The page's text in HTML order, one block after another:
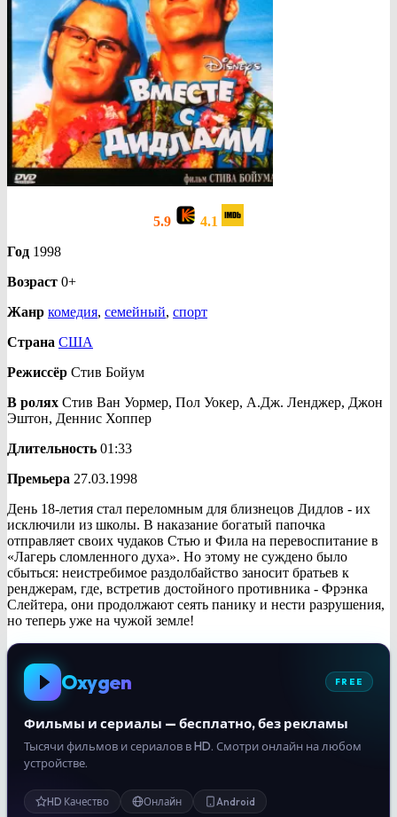
5.9
4.1
Год 1998
Возраст 0+
Жанр комедия, семейный, спорт
Страна США
Режиссёр Стив Бойум
В ролях Стив Ван Уормер, Пол Уокер, А.Дж. Ленджер, Джон
Эштон, Деннис Хоппер
Длительность 01:33
Премьера 27.03.1998
День 18-летия стал переломным для близнецов Дидлов - их
исключили из школы. В наказание богатый папочка
отправляет своих чудаков Стью и Фила на перевоспитание в
«Лагерь сломленного духа». Но этому не суждено было
сбыться: неистребимое раздолбайство заносит братьев к
ренджерам, где, встретив достойного противника - Фрэнка
Слейтера, они продолжают сеять панику и нести разрушения,
но теперь уже на чужой земле!
Oxygen FREE
Фильмы и сериалы — бесплатно, без рекламы
Тысячи фильмов и сериалов в HD. Смотри онлайн на любом
устройстве.
HD Качество Онлайн Android